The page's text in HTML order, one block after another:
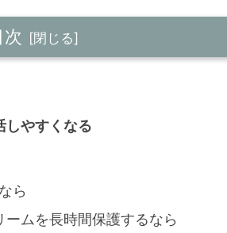
次
しやすくなる
ら
ムを長時間保護するなら